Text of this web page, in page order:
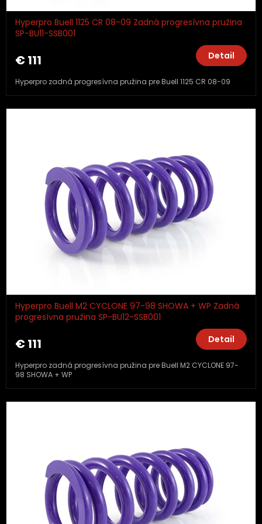
Hyperpro Buell 1125 CR 08-09 Zadná progresívna pružina
SP-BU11-SSB001
€ 111 Detail
Hyperpro zadná progresívna pružina pre Buell 1125 CR 08-09
Hyperpro Buell M2 CYCLONE 97-98 SHOWA + WP Zadná
progresívna pružina SP-BU12-SSB001
€ 111 Detail
Hyperpro zadná progresívna pružina pre Buell M2 CYCLONE 97-
98 SHOWA + WP